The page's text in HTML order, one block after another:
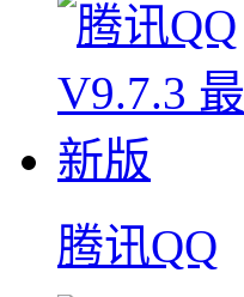
腾讯QQ